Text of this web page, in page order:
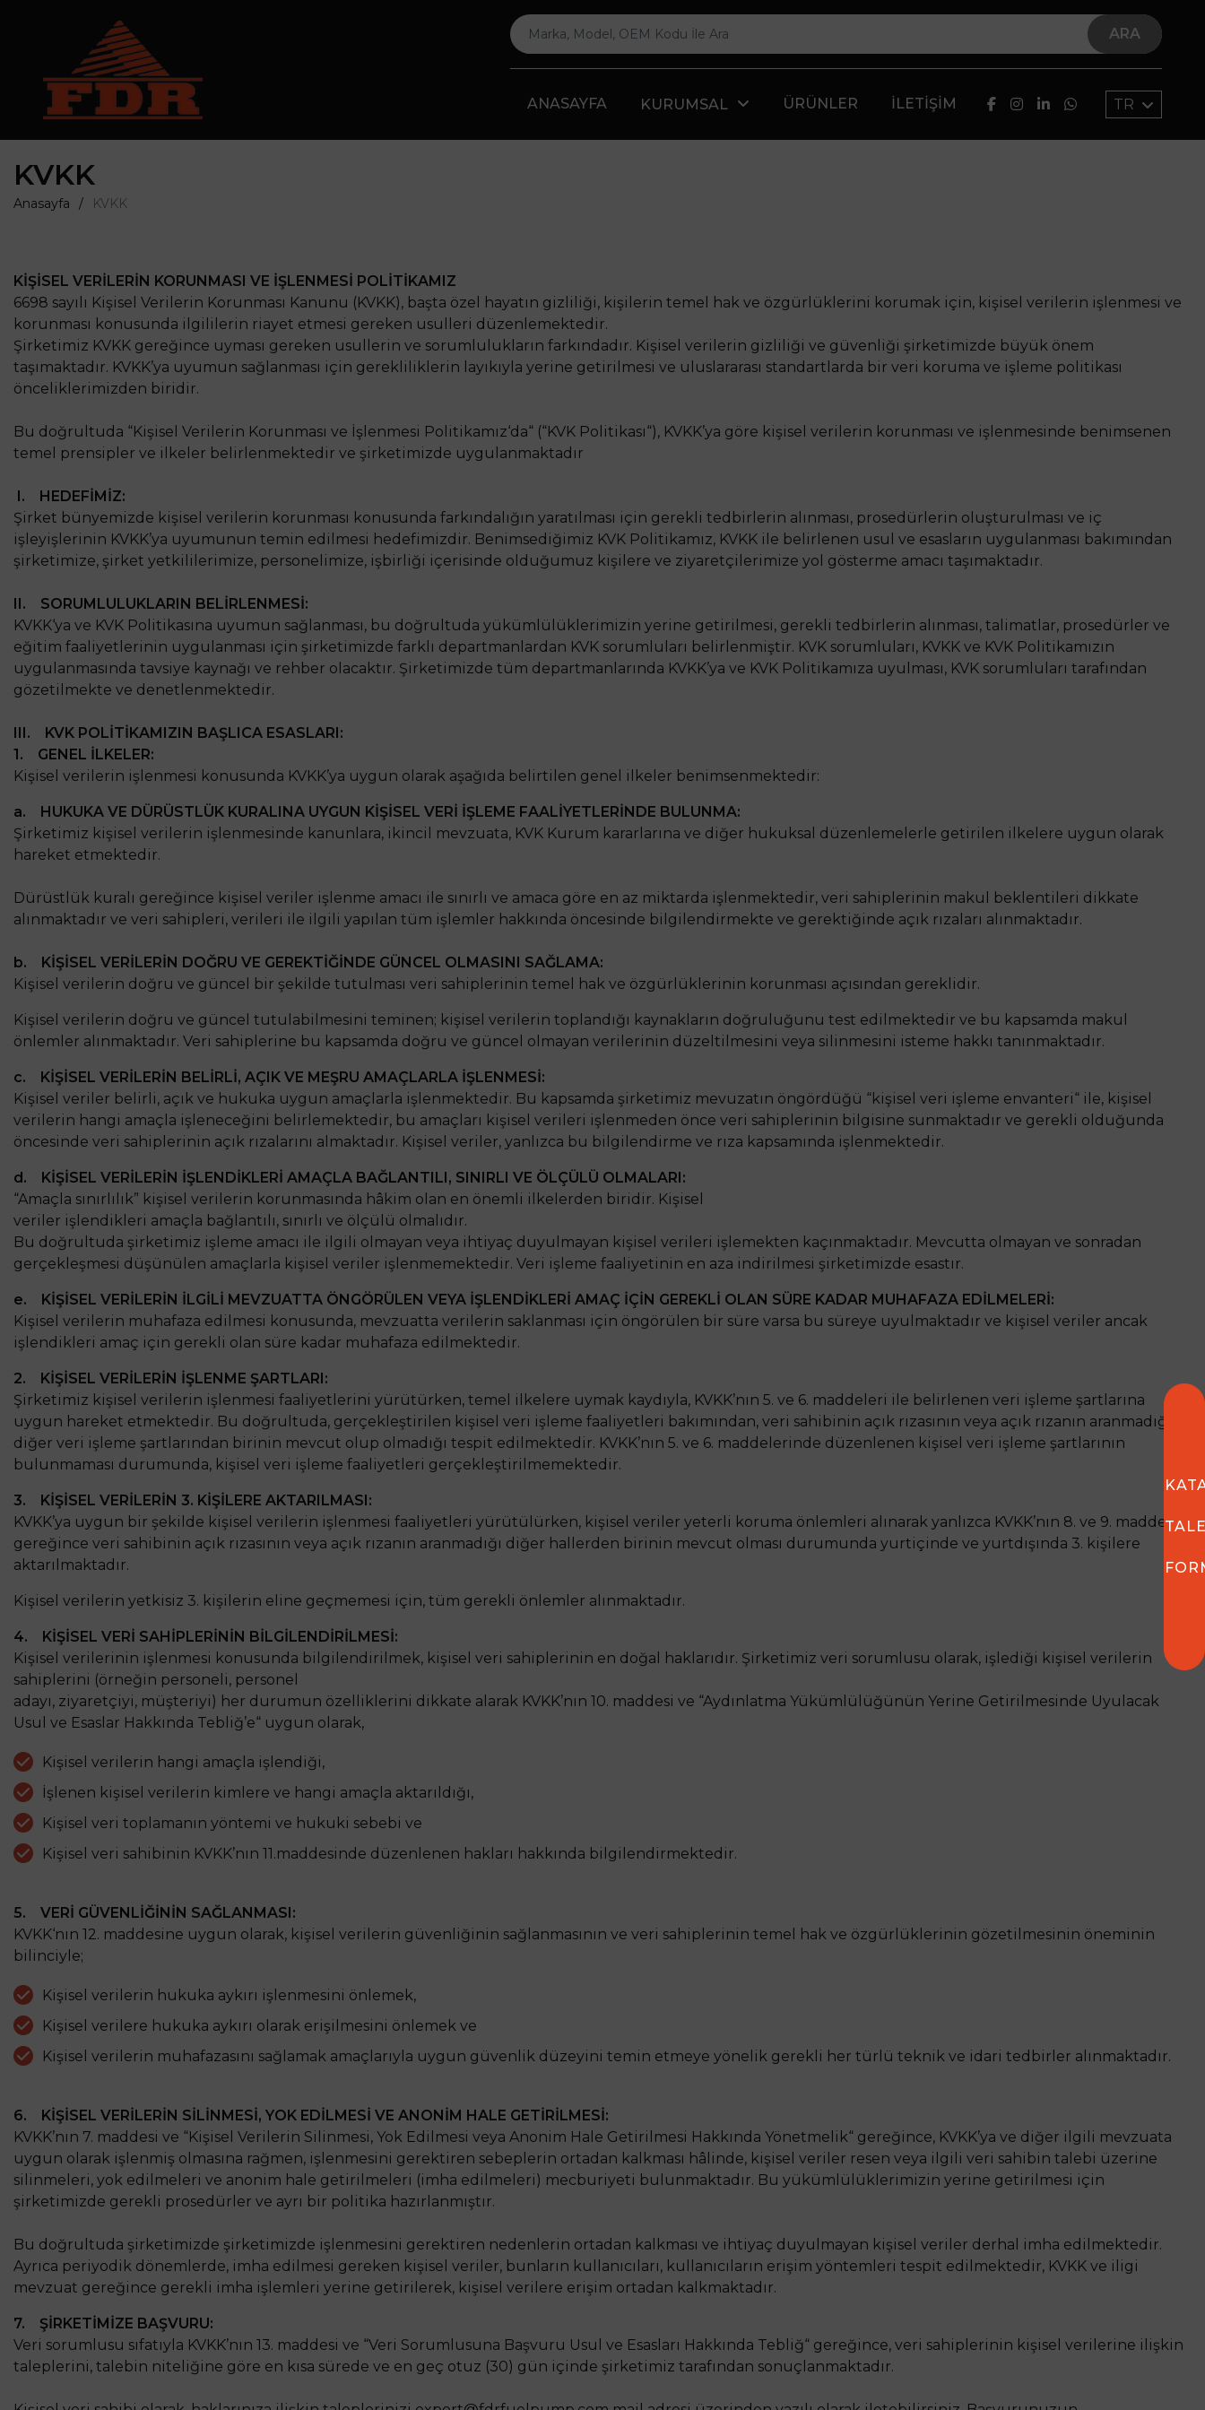
ARA
ANASAYFA KURUMSAL ÜRÜNLER İLETIŞIM TR
KVKK
Anasayfa KVKK
KİŞİSEL VERİLERİN KORUNMASI VE İŞLENMESİ POLİTİKAMIZ
6698 sayılı Kişisel Verilerin Korunması Kanunu (KVKK), başta özel hayatın gizliliği, kişilerin temel hak ve özgürlüklerini korumak için, kişisel verilerin işlenmesi ve
korunması konusunda ilgililerin riayet etmesi gereken usulleri düzenlemektedir.
Şirketimiz KVKK gereğince uyması gereken usullerin ve sorumlulukların farkındadır. Kişisel verilerin gizliliği ve güvenliği şirketimizde büyük önem
taşımaktadır. KVKK’ya uyumun sağlanması için gerekliliklerin layıkıyla yerine getirilmesi ve uluslararası standartlarda bir veri koruma ve işleme politikası
önceliklerimizden biridir.
Bu doğrultuda “Kişisel Verilerin Korunması ve İşlenmesi Politikamız‘da“ (“KVK Politikası“), KVKK’ya göre kişisel verilerin korunması ve işlenmesinde benimsenen
temel prensipler ve ilkeler belirlenmektedir ve şirketimizde uygulanmaktadır
I. HEDEFİMİZ:
Şirket bünyemizde kişisel verilerin korunması konusunda farkındalığın yaratılması için gerekli tedbirlerin alınması, prosedürlerin oluşturulması ve iç
işleyişlerinin KVKK’ya uyumunun temin edilmesi hedefimizdir. Benimsediğimiz KVK Politikamız, KVKK ile belirlenen usul ve esasların uygulanması bakımından
şirketimize, şirket yetkililerimize, personelimize, işbirliği içerisinde olduğumuz kişilere ve ziyaretçilerimize yol gösterme amacı taşımaktadır.
II. SORUMLULUKLARIN BELİRLENMESİ:
KVKK‘ya ve KVK Politikasına uyumun sağlanması, bu doğrultuda yükümlülüklerimizin yerine getirilmesi, gerekli tedbirlerin alınması, talimatlar, prosedürler ve
eğitim faaliyetlerinin uygulanması için şirketimizde farklı departmanlardan KVK sorumluları belirlenmiştir. KVK sorumluları, KVKK ve KVK Politikamızın
uygulanmasında tavsiye kaynağı ve rehber olacaktır. Şirketimizde tüm departmanlarında KVKK’ya ve KVK Politikamıza uyulması, KVK sorumluları tarafından
gözetilmekte ve denetlenmektedir.
III. KVK POLİTİKAMIZIN BAŞLICA ESASLARI:
1. GENEL İLKELER:
Kişisel verilerin işlenmesi konusunda KVKK’ya uygun olarak aşağıda belirtilen genel ilkeler benimsenmektedir:
a. HUKUKA VE DÜRÜSTLÜK KURALINA UYGUN KİŞİSEL VERİ İŞLEME FAALİYETLERİNDE BULUNMA:
Şirketimiz kişisel verilerin işlenmesinde kanunlara, ikincil mevzuata, KVK Kurum kararlarına ve diğer hukuksal düzenlemelerle getirilen ilkelere uygun olarak
hareket etmektedir.
Dürüstlük kuralı gereğince kişisel veriler işlenme amacı ile sınırlı ve amaca göre en az miktarda işlenmektedir, veri sahiplerinin makul beklentileri dikkate
alınmaktadır ve veri sahipleri, verileri ile ilgili yapılan tüm işlemler hakkında öncesinde bilgilendirmekte ve gerektiğinde açık rızaları alınmaktadır.
b. KİŞİSEL VERİLERİN DOĞRU VE GEREKTİĞİNDE GÜNCEL OLMASINI SAĞLAMA:
Kişisel verilerin doğru ve güncel bir şekilde tutulması veri sahiplerinin temel hak ve özgürlüklerinin korunması açısından gereklidir.
Kişisel verilerin doğru ve güncel tutulabilmesini teminen; kişisel verilerin toplandığı kaynakların doğruluğunu test edilmektedir ve bu kapsamda makul
önlemler alınmaktadır. Veri sahiplerine bu kapsamda doğru ve güncel olmayan verilerinin düzeltilmesini veya silinmesini isteme hakkı tanınmaktadır.
c. KİŞİSEL VERİLERİN BELİRLİ, AÇIK VE MEŞRU AMAÇLARLA İŞLENMESİ:
Kişisel veriler belirli, açık ve hukuka uygun amaçlarla işlenmektedir. Bu kapsamda şirketimiz mevuzatın öngördüğü “kişisel veri işleme envanteri“ ile, kişisel
verilerin hangi amaçla işleneceğini belirlemektedir, bu amaçları kişisel verileri işlenmeden önce veri sahiplerinin bilgisine sunmaktadır ve gerekli olduğunda
öncesinde veri sahiplerinin açık rızalarını almaktadır. Kişisel veriler, yanlızca bu bilgilendirme ve rıza kapsamında işlenmektedir.
d. KİŞİSEL VERİLERİN İŞLENDİKLERİ AMAÇLA BAĞLANTILI, SINIRLI VE ÖLÇÜLÜ OLMALARI:
“Amaçla sınırlılık” kişisel verilerin korunmasında hâkim olan en önemli ilkelerden biridir. Kişisel
veriler işlendikleri amaçla bağlantılı, sınırlı ve ölçülü olmalıdır.
Bu doğrultuda şirketimiz işleme amacı ile ilgili olmayan veya ihtiyaç duyulmayan kişisel verileri işlemekten kaçınmaktadır. Mevcutta olmayan ve sonradan
gerçekleşmesi düşünülen amaçlarla kişisel veriler işlenmemektedir. Veri işleme faaliyetinin en aza indirilmesi şirketimizde esastır.
e. KİŞİSEL VERİLERİN İLGİLİ MEVZUATTA ÖNGÖRÜLEN VEYA İŞLENDİKLERİ AMAÇ İÇİN GEREKLİ OLAN SÜRE KADAR MUHAFAZA EDİLMELERİ:
Kişisel verilerin muhafaza edilmesi konusunda, mevzuatta verilerin saklanması için öngörülen bir süre varsa bu süreye uyulmaktadır ve kişisel veriler ancak
işlendikleri amaç için gerekli olan süre kadar muhafaza edilmektedir.
2. KİŞİSEL VERİLERİN İŞLENME ŞARTLARI:
Şirketimiz kişisel verilerin işlenmesi faaliyetlerini yürütürken, temel ilkelere uymak kaydıyla, KVKK’nın 5. ve 6. maddeleri ile belirlenen veri işleme şartlarına
uygun hareket etmektedir. Bu doğrultuda, gerçekleştirilen kişisel veri işleme faaliyetleri bakımından, veri sahibinin açık rızasının veya açık rızanın aranmadığı
diğer veri işleme şartlarından birinin mevcut olup olmadığı tespit edilmektedir. KVKK’nın 5. ve 6. maddelerinde düzenlenen kişisel veri işleme şartlarının
bulunmaması durumunda, kişisel veri işleme faaliyetleri gerçekleştirilmemektedir.
3. KİŞİSEL VERİLERİN 3. KİŞİLERE AKTARILMASI:
KVKK’ya uygun bir şekilde kişisel verilerin işlenmesi faaliyetleri yürütülürken, kişisel veriler yeterli koruma önlemleri alınarak yanlızca KVKK’nın 8. ve 9. maddeleri
gereğince veri sahibinin açık rızasının veya açık rızanın aranmadığı diğer hallerden birinin mevcut olması durumunda yurtiçinde ve yurtdışında 3. kişilere
aktarılmaktadır.
Kişisel verilerin yetkisiz 3. kişilerin eline geçmemesi için, tüm gerekli önlemler alınmaktadır.
4. KİŞİSEL VERİ SAHİPLERİNİN BİLGİLENDİRİLMESİ:
Kişisel verilerinin işlenmesi konusunda bilgilendirilmek, kişisel veri sahiplerinin en doğal haklarıdır. Şirketimiz veri sorumlusu olarak, işlediği kişisel verilerin
sahiplerini (örneğin personeli, personel
adayı, ziyaretçiyi, müşteriyi) her durumun özelliklerini dikkate alarak KVKK’nın 10. maddesi ve “Aydınlatma Yükümlülüğünün Yerine Getirilmesinde Uyulacak
Usul ve Esaslar Hakkında Tebliğ’e“ uygun olarak,
Kişisel verilerin hangi amaçla işlendiği,
İşlenen kişisel verilerin kimlere ve hangi amaçla aktarıldığı,
Kişisel veri toplamanın yöntemi ve hukuki sebebi ve
Kişisel veri sahibinin KVKK’nın 11.maddesinde düzenlenen hakları hakkında bilgilendirmektedir.
5. VERİ GÜVENLİĞİNİN SAĞLANMASI:
KVKK‘nın 12. maddesine uygun olarak, kişisel verilerin güvenliğinin sağlanmasının ve veri sahiplerinin temel hak ve özgürlüklerinin gözetilmesinin öneminin
bilinciyle;
Kişisel verilerin hukuka aykırı işlenmesini önlemek,
Kişisel verilere hukuka aykırı olarak erişilmesini önlemek ve
Kişisel verilerin muhafazasını sağlamak amaçlarıyla uygun güvenlik düzeyini temin etmeye yönelik gerekli her türlü teknik ve idari tedbirler alınmaktadır.
6. KİŞİSEL VERİLERİN SİLİNMESİ, YOK EDİLMESİ VE ANONİM HALE GETİRİLMESİ:
KVKK’nın 7. maddesi ve “Kişisel Verilerin Silinmesi, Yok Edilmesi veya Anonim Hale Getirilmesi Hakkında Yönetmelik“ gereğince, KVKK’ya ve diğer ilgili mevzuata
uygun olarak işlenmiş olmasına rağmen, işlenmesini gerektiren sebeplerin ortadan kalkması hâlinde, kişisel veriler resen veya ilgili veri sahibin talebi üzerine
silinmeleri, yok edilmeleri ve anonim hale getirilmeleri (imha edilmeleri) mecburiyeti bulunmaktadır. Bu yükümlülüklerimizin yerine getirilmesi için
şirketimizde gerekli prosedürler ve ayrı bir politika hazırlanmıştır.
Bu doğrultuda şirketimizde şirketimizde işlenmesini gerektiren nedenlerin ortadan kalkması ve ihtiyaç duyulmayan kişisel veriler derhal imha edilmektedir.
Ayrıca periyodik dönemlerde, imha edilmesi gereken kişisel veriler, bunların kullanıcıları, kullanıcıların erişim yöntemleri tespit edilmektedir, KVKK ve iligi
mevzuat gereğince gerekli imha işlemleri yerine getirilerek, kişisel verilere erişim ortadan kalkmaktadır.
7. ŞİRKETİMİZE BAŞVURU:
Veri sorumlusu sıfatıyla KVKK’nın 13. maddesi ve “Veri Sorumlusuna Başvuru Usul ve Esasları Hakkında Tebliğ“ gereğince, veri sahiplerinin kişisel verilerine ilişkin
taleplerini, talebin niteliğine göre en kısa sürede ve en geç otuz (30) gün içinde şirketimiz tarafından sonuçlanmaktadır.